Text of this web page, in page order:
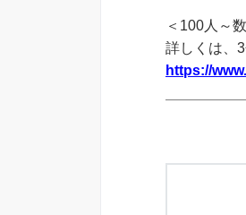
＜100人～
詳しくは、
https://